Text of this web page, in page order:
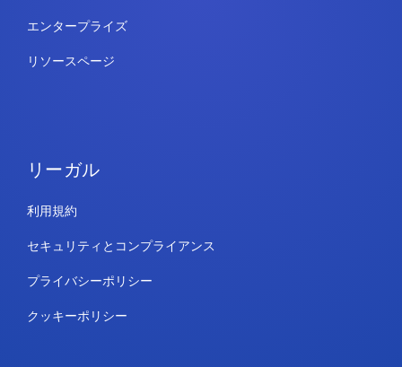
エンタープライズ
リソースページ
リーガル
利用規約
セキュリティとコンプライアンス
プライバシーポリシー
クッキーポリシー